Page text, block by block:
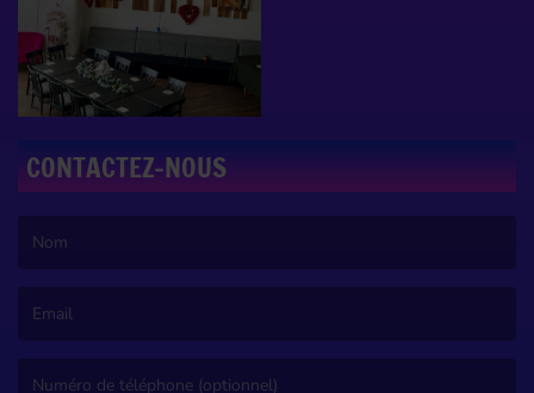
CONTACTEZ-NOUS